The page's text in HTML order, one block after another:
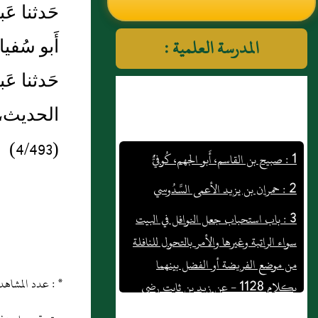
النووي رحمهم الله تعالى
المدرسة العلمية :
2 : حمران بن يزيد الأعمى السَّدُوسي
3 : باب استحباب جعل النوافل في البيت
سواء الراتبة وغيرها والأمر بالتحول للنافلة
من موضع الفريضة أو الفضل بينهما
بكلام 1128 - عن زيد بن ثابت رضي
الله عنه أن النبي صلى الله عليه وسلم قال
حَدثنا
أَبو
حَدثنا
(4/493)
* : عدد المشاهدات و التنزيل منذ 21 ماي